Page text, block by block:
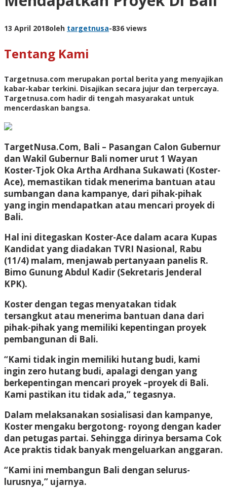
13 April 2018oleh targetnusa-836 views
Tentang Kami
Targetnusa.com merupakan portal berita yang menyajikan
kabar-kabar terkini. Disajikan secara jujur dan terpercaya.
Targetnusa.com hadir di tengah masyarakat untuk
mencerdaskan bangsa.
TargetNusa.Com, Bali – Pasangan Calon Gubernur
dan Wakil Gubernur Bali nomer urut 1 Wayan
Koster-Tjok Oka Artha Ardhana Sukawati (Koster-
Ace), memastikan tidak menerima bantuan atau
sumbangan dana kampanye, dari pihak-pihak
yang ingin mendapatkan atau mencari proyek di
Bali.
Hal ini ditegaskan Koster-Ace dalam acara Kupas
Kandidat yang diadakan TVRI Nasional, Rabu
(11/4) malam, menjawab pertanyaan panelis R.
Bimo Gunung Abdul Kadir (Sekretaris Jenderal
KPK).
Koster dengan tegas menyatakan tidak
tersangkut atau menerima bantuan dana dari
pihak-pihak yang memiliki kepentingan proyek
pembangunan di Bali.
“Kami tidak ingin memiliki hutang budi, kami
ingin zero hutang budi, apalagi dengan yang
berkepentingan mencari proyek –proyek di Bali.
Kami pastikan itu tidak ada,” tegasnya.
Dalam melaksanakan sosialisasi dan kampanye,
Koster mengaku bergotong- royong dengan kader
dan petugas partai. Sehingga dirinya bersama Cok
Ace praktis tidak banyak mengeluarkan anggaran.
“Kami ini membangun Bali dengan selurus-
lurusnya,” ujarnya.